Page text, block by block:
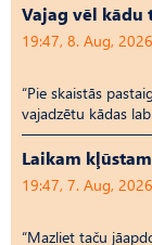
Vajag vēl kādu
19:47, 8. Aug, 2026
“Pie skaistās
vajadzētu kādas
Laikam
19:47, 7. Aug, 2026
“Mazliet taču